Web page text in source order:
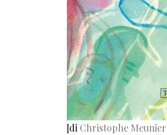
[di Christophe Meunier